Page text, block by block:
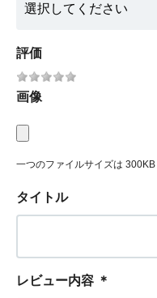
評価
画像
一つのファイルサイズは 300KB
タイトル
レビュー内容 ＊